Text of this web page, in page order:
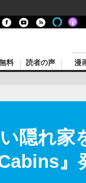
料 読者の声 漫
隠れ家
』